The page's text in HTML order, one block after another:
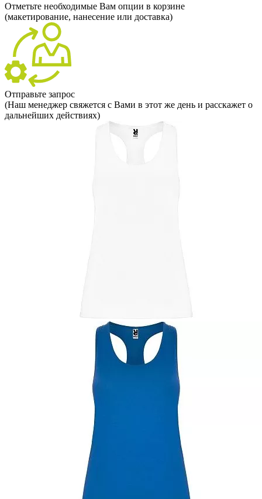
Отметьте необходимые Вам опции в корзине
(макетирование, нанесение или доставка)
Отправьте запрос
(Наш менеджер свяжется с Вами в этот же день и расскажет о
дальнейших действиях)